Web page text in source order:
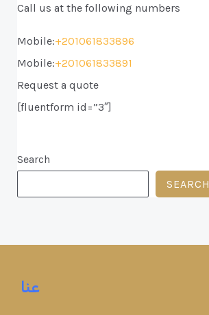
Call us at the following numbers
Mobile:+201061833896
Mobile:+201061833891
Request a quote
[fluentform id=”3″]
Search
SEARCH
عنا